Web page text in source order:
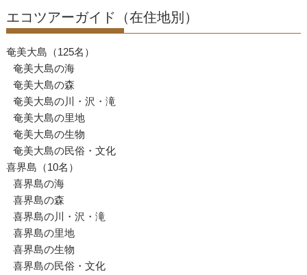
ー
シ
ョ
ン
エコツアーガイド（在住地別）
奄美大島（125名）
奄美大島の海
奄美大島の森
奄美大島の川・沢・滝
奄美大島の里地
奄美大島の生物
奄美大島の民俗・文化
喜界島（10名）
喜界島の海
喜界島の森
喜界島の川・沢・滝
喜界島の里地
喜界島の生物
喜界島の民俗・文化